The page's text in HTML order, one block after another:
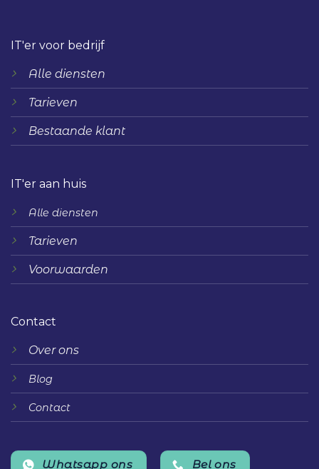
IT'er voor bedrijf
Alle diensten
Tarieven
Bestaande klant
IT'er aan huis
Alle diensten
Tarieven
Voorwaarden
Contact
Over ons
Blog
Contact
Whatsapp ons Bel ons